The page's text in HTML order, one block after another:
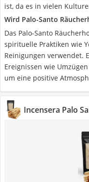
ist, da es in vielen
Wird Palo-Santo
Das Palo-Santo
spirituelle Praktiken wie
Reinigungen verwendet.
Ereignissen wie
um eine positive
Incensera Palo